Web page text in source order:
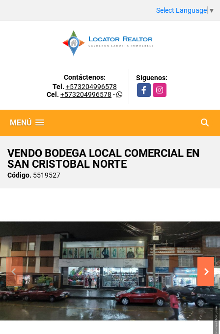
Select Language ▼
Contáctenos:
Tel. +573204996578
Cel. +573204996578 -
Síguenos:
FacebookInstagram
MENÚ
VENDO BODEGA LOCAL COMERCIAL EN
SAN CRISTOBAL NORTE
Código. 5519527